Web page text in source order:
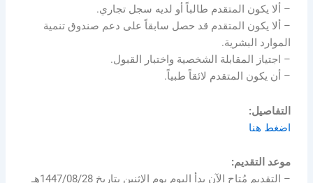
– ألا يكون المتقدم طالباً أو لديه سجل تجاري.
– ألا يكون المتقدم قد حصل سابقاً على دعم صندوق تنمية
الموارد البشرية.
– اجتياز المقابلة الشخصية واختبار القبول.
– أن يكون المتقدم لائقاً طبياً.
التفاصيل:
اضغط هنا
موعد التقديم:
– التقديم مُتاح الآن بدأ اليوم يوم الإثنين بتاريخ 1447/08/28هـ